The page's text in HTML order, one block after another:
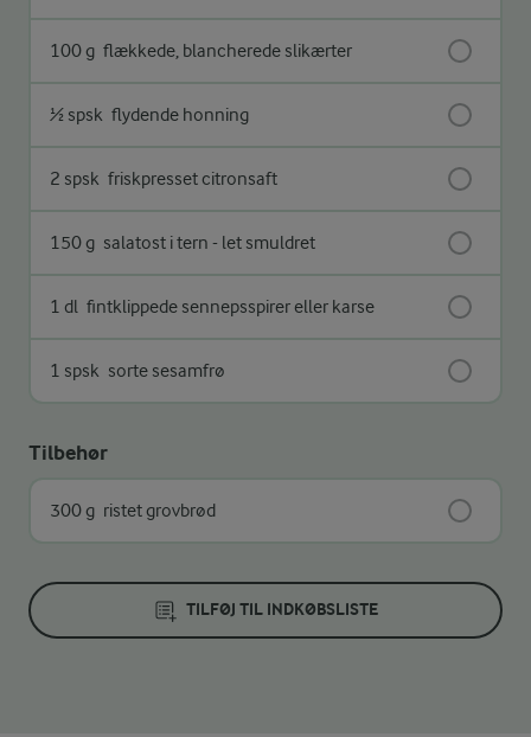
100 g flækkede, blancherede slikærter
½ spsk flydende honning
2 spsk friskpresset citronsaft
150 g salatost i tern - let smuldret
1 dl fintklippede sennepsspirer eller karse
1 spsk sorte sesamfrø
Tilbehør
300 g ristet grovbrød
TILFØJ TIL INDKØBSLISTE